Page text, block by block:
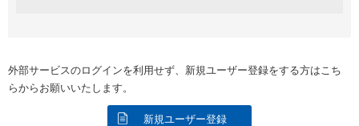
外部サービスのログインを利用せず、新規ユーザー登録をする方はこち
らからお願いいたします。
新規ユーザー登録